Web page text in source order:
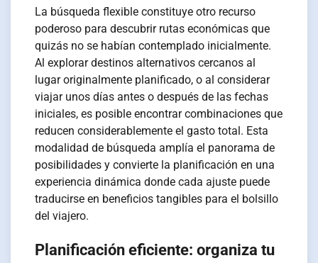
La búsqueda flexible constituye otro recurso
poderoso para descubrir rutas económicas que
quizás no se habían contemplado inicialmente.
Al explorar destinos alternativos cercanos al
lugar originalmente planificado, o al considerar
viajar unos días antes o después de las fechas
iniciales, es posible encontrar combinaciones que
reducen considerablemente el gasto total. Esta
modalidad de búsqueda amplía el panorama de
posibilidades y convierte la planificación en una
experiencia dinámica donde cada ajuste puede
traducirse en beneficios tangibles para el bolsillo
del viajero.
Planificación eficiente: organiza tu